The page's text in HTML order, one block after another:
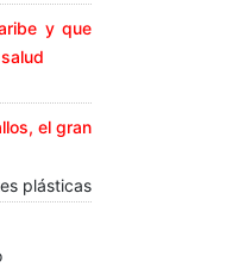
y que
el gran
plásticas